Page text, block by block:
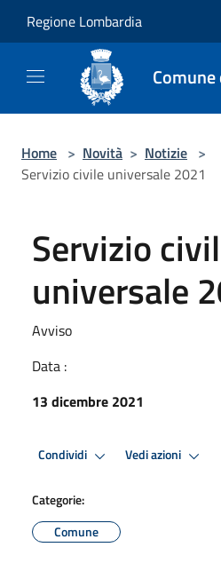
Regione Lombardia
Home > Novità > Notizie >
Servizio civile universale 2021
Servizio
universale
Avviso
Data :
13 dicembre 2021
Condividi Vedi azioni
Categorie:
Comune